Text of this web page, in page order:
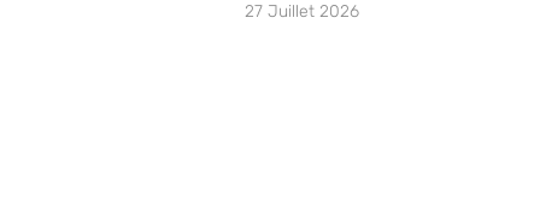
27 Juillet 2026